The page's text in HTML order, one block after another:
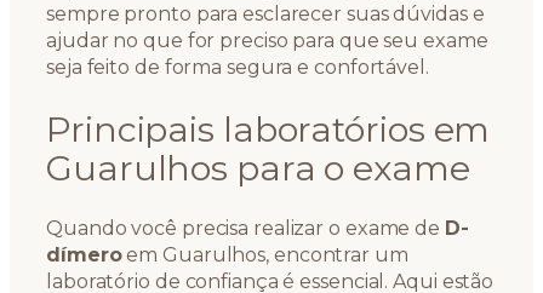
sempre pronto para esclarecer suas dúvidas e
ajudar no que for preciso para que seu exame
seja feito de forma segura e confortável.
Principais laboratórios em
Guarulhos para o exame
Quando você precisa realizar o exame de D-
dímeroem Guarulhos, encontrar um
laboratório de confiança é essencial. Aqui estão